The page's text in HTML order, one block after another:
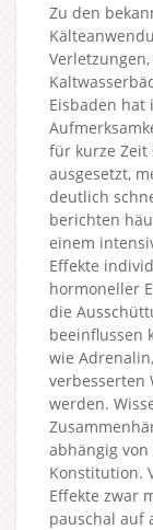
Zu den
Eisbaden hat
für kurze Zeit
ausgesetzt,
deutlich
berichten
einem
Effekte
hormoneller
die
beeinflussen
wie
verbesserten
werden.
abhängig
Konstitution.
Effekte zwar
pauschal auf